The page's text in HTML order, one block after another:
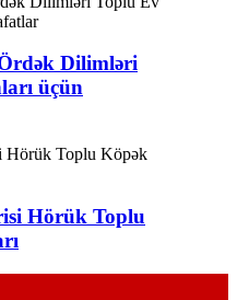
Dilimləri
üçün
Hörük Toplu